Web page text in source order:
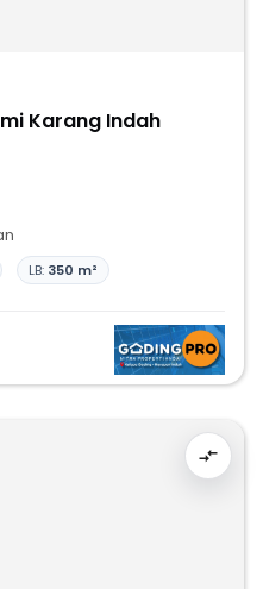
Karang Indah
LB: 350 m²